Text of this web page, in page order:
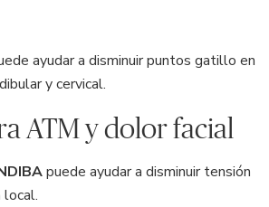
ayudar a disminuir puntos gatillo en
y cervical.
ATM y dolor facial
puede ayudar a disminuir tensión
local.